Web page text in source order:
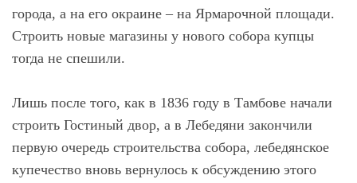
города, а на его окраине – на Ярмарочной площади.
Строить новые магазины у нового собора купцы
тогда не спешили.
Лишь после того, как в 1836 году в Тамбове начали
строить Гостиный двор, а в Лебедяни закончили
первую очередь строительства собора, лебедянское
купечество вновь вернулось к обсуждению этого